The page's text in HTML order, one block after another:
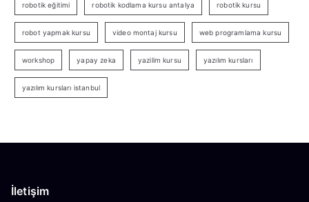
robotik eğitimi robotik kodlama kursu antalya robotik kursu
robot yapmak kursu video montaj kursu web programlama kursu
workshop yapay zeka yazilim kursu yazılım kursları
yazılım kursları istanbul
İletişim